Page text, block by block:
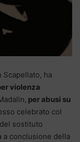
Scapellato, ha
violenza
per abusi su
celebrato col
sostituto
a conclusione della